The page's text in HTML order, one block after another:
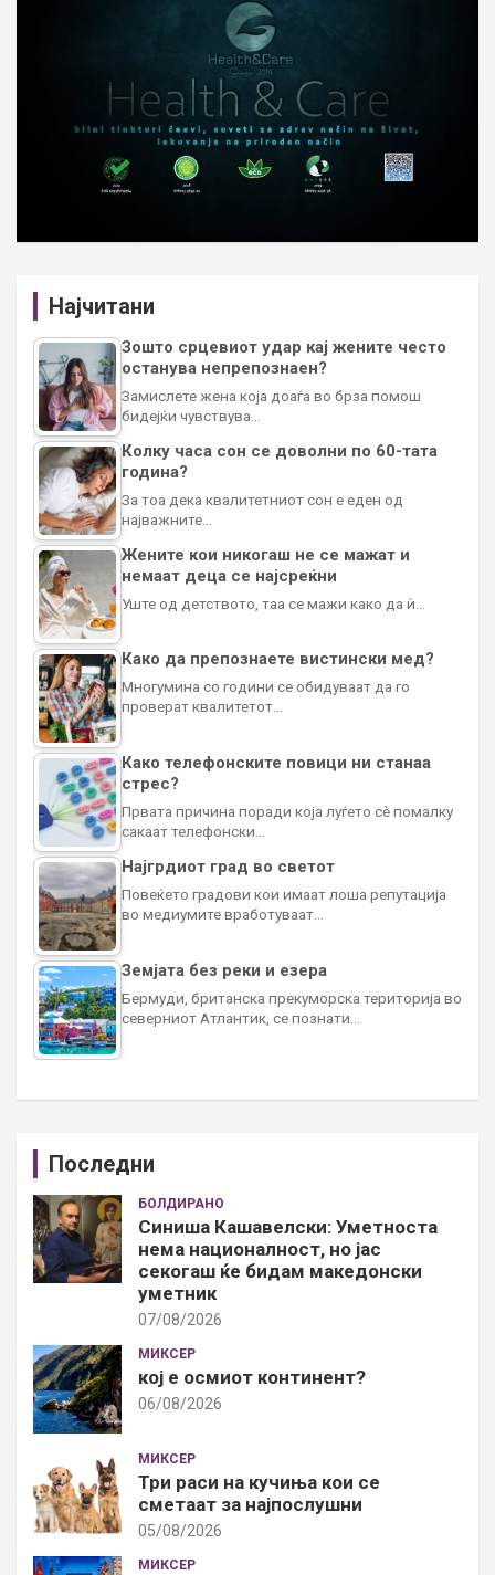
Најчитани
Зошто срцевиот удар кај жените често
останува непрепознаен?
Замислете жена која доаѓа во брза помош
бидејќи чувствува…
Колку часа сон се доволни по 60-тата
година?
За тоа дека квалитетниот сон е еден од
најважните…
Жените кои никогаш не се мажат и
немаат деца се најсреќни
Уште од детството, таа се мажи како да ѝ…
Како да препознаете вистински мед?
Многумина со години се обидуваат да го
проверат квалитетот…
Како телефонските повици ни станаа
стрес?
Првата причина поради која луѓето сè помалку
сакаат телефонски…
Најгрдиот град во светот
Повеќето градови кои имаат лоша репутација
во медиумите вработуваат…
Земјата без реки и езера
Бермуди, британска прекуморска територија во
северниот Атлантик, се познати…
Последни
БОЛДИРАНО
Синиша Кашавелски: Уметноста
нема националност, но јас
секогаш ќе бидам македонски
уметник
07/08/2026
МИКСЕР
кој е осмиот континент?
06/08/2026
МИКСЕР
Три раси на кучиња кои се
сметаат за најпослушни
05/08/2026
МИКСЕР